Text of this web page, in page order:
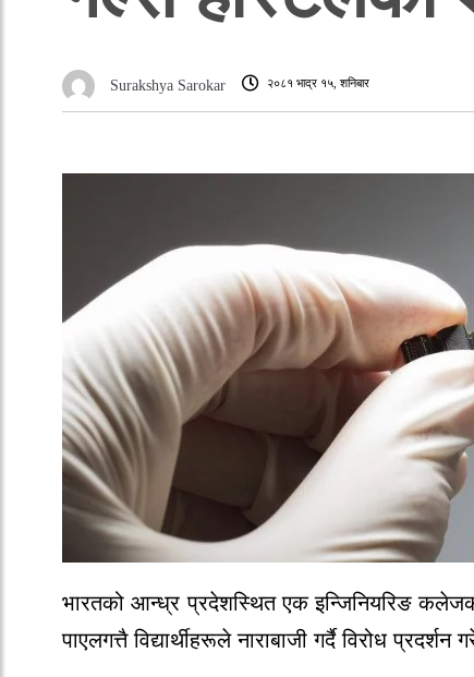
Surakshya Sarokar २०८१ भाद्र १५, शनिबार
भारतको आन्ध्र प्रदेशस्थित एक इन्जिनियरिङ कलेजको
पाएलगत्तै विद्यार्थीहरूले नाराबाजी गर्दै विरोध प्रदर्शन